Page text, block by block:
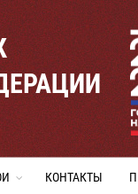
КОНТАКТЫ